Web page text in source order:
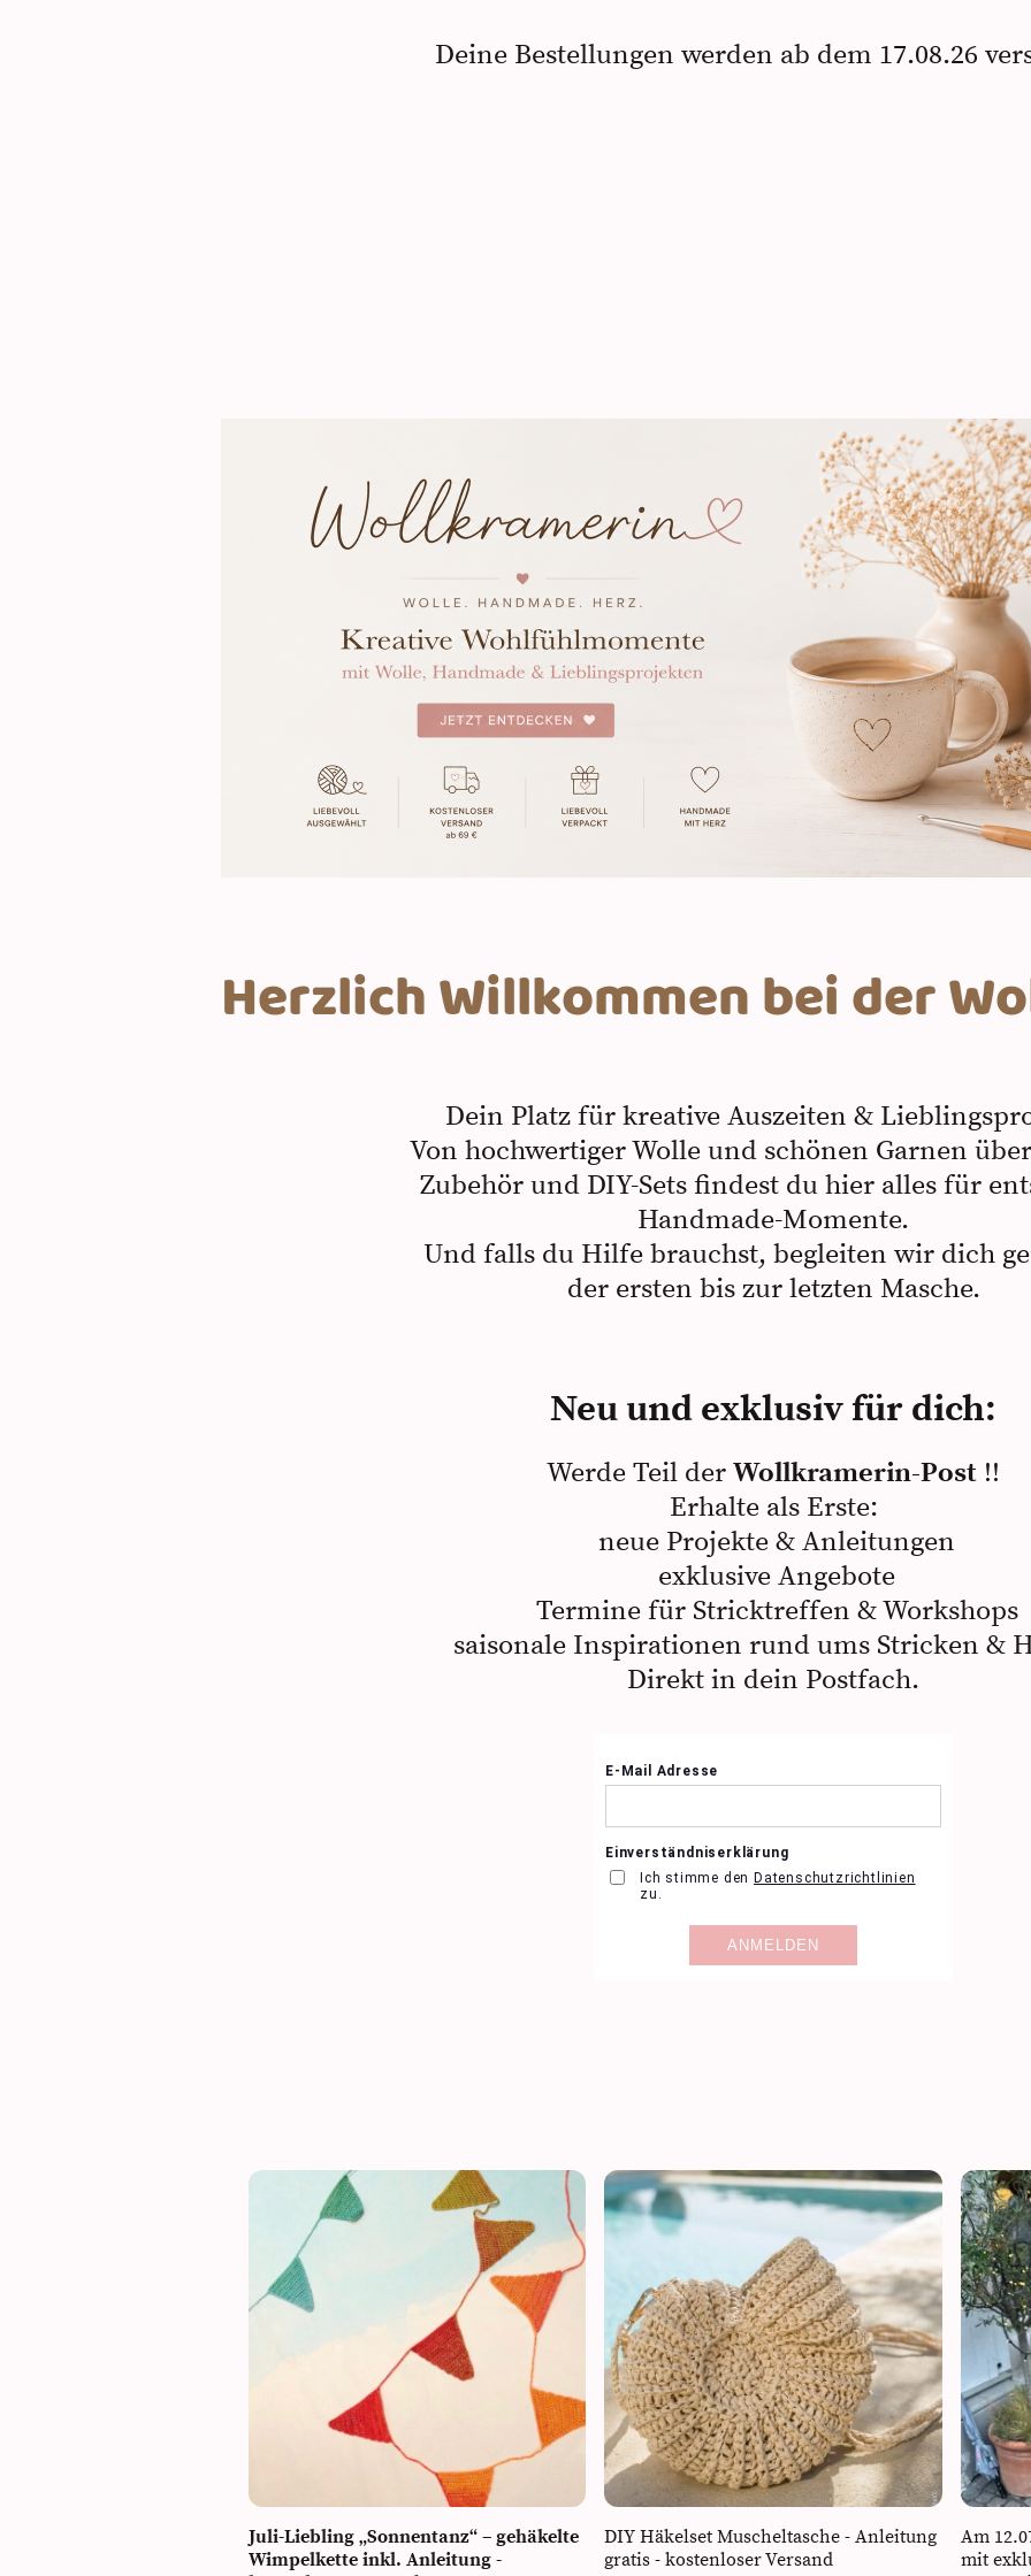
Deine Bestellungen werden ab dem 17.08.26
Herzlich Willkommen bei der
Dein Platz für kreative Auszeiten &
Von hochwertiger Wolle und schönen Garnen
Zubehör und DIY-Sets findest du hier alles für
Handmade-Momente.
Und falls du Hilfe brauchst, begleiten wir dich
der ersten bis zur letzten Masche.
Neu und exklusiv für dich:
Werde Teil der Wollkramerin-Post !!
Erhalte als Erste:
neue Projekte & Anleitungen
exklusive Angebote
Termine für Stricktreffen & Workshops
saisonale Inspirationen rund ums Stricken &
Direkt in dein Postfach.
Juli-Liebling „Sonnentanz“ – gehäkelte
Wimpelkette inkl. Anleitung -
DIY Häkelset Muscheltasche - Anleitung
gratis - kostenloser Versand
Am
mit